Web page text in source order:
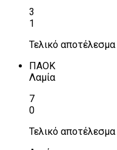
3
1
Τελικό αποτέλεσμα
ΠΑΟΚ
Λαμία
7
0
Τελικό αποτέλεσμα